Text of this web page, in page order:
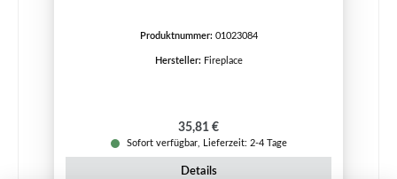
Produktnummer: 01023084
Hersteller: Fireplace
Regulärer Preis:
35,81 €
Sofort verfügbar, Lieferzeit: 2-4 Tage
Details